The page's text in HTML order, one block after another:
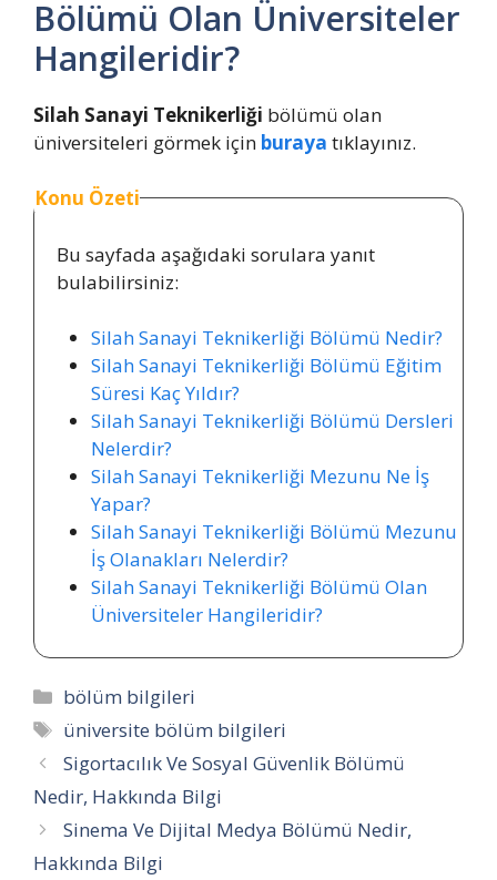
Bölümü Olan Üniversiteler
Hangileridir?
Silah Sanayi Teknikerliği bölümü olan
üniversiteleri görmek için buraya tıklayınız.
Konu Özeti
Bu sayfada aşağıdaki sorulara yanıt
bulabilirsiniz:
Silah Sanayi Teknikerliği Bölümü Nedir?
Silah Sanayi Teknikerliği Bölümü Eğitim
Süresi Kaç Yıldır?
Silah Sanayi Teknikerliği Bölümü Dersleri
Nelerdir?
Silah Sanayi Teknikerliği Mezunu Ne İş
Yapar?
Silah Sanayi Teknikerliği Bölümü Mezunu
İş Olanakları Nelerdir?
Silah Sanayi Teknikerliği Bölümü Olan
Üniversiteler Hangileridir?
Kategoriler
bölüm bilgileri
Etiketler
üniversite bölüm bilgileri
Sigortacılık Ve Sosyal Güvenlik Bölümü
Nedir, Hakkında Bilgi
Sinema Ve Dijital Medya Bölümü Nedir,
Hakkında Bilgi